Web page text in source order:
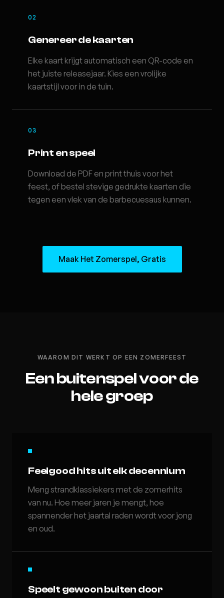
02
Genereer de kaarten
Elke kaart krijgt automatisch een QR-code en
het juiste releasejaar. Kies een vrolijke
kaartstijl voor in de tuin.
03
Print en speel
Download de PDF en print thuis voor het
feest, of bestel stevige gedrukte kaarten die
tegen een vlek van de barbecuesaus kunnen.
Maak Het Zomerspel, Gratis
WAAROM DIT WERKT OP EEN ZOMERFEEST
Een buitenspel voor de
hele groep
Feelgood hits uit elk decennium
Meng strandklassiekers met de zomerhits
van nu. Hoe meer jaren je mengt, hoe
spannender het jaartal raden wordt voor jong
en oud.
Speelt gewoon buiten door